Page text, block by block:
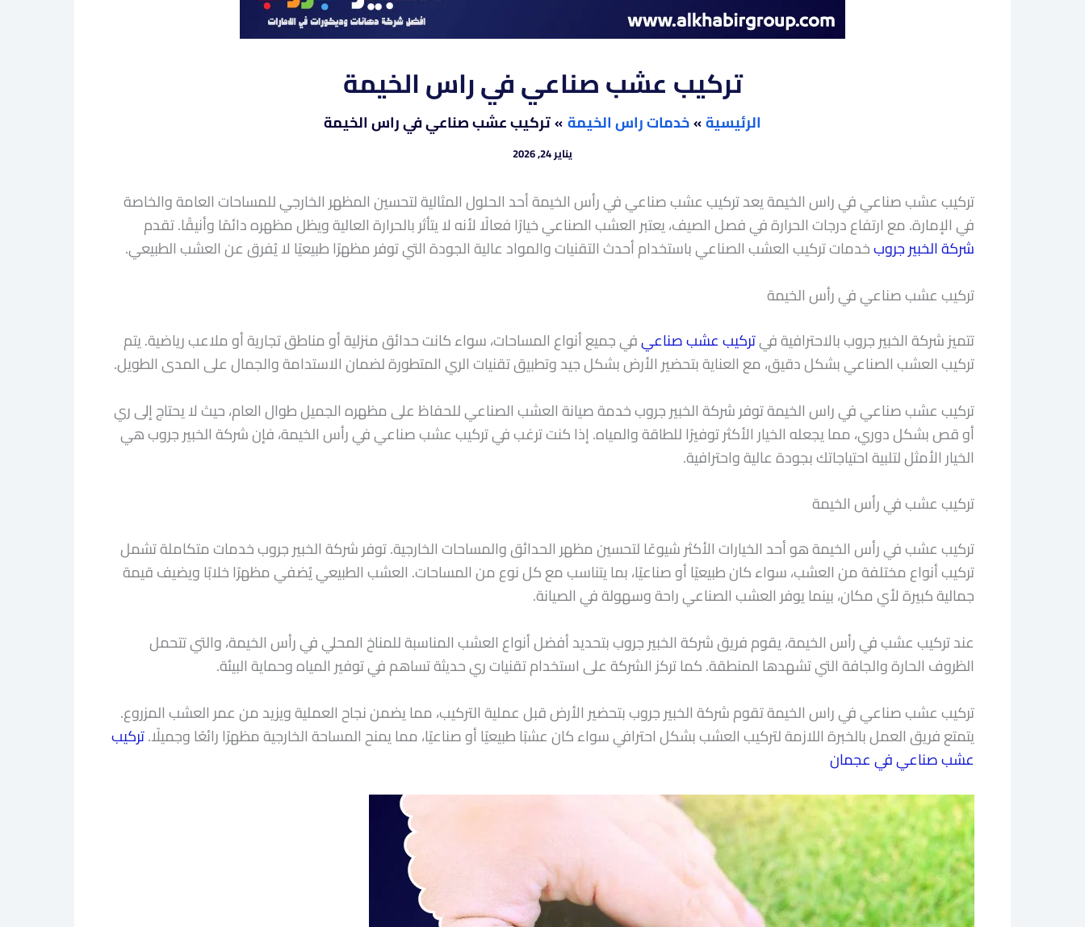
تركيب عشب صناعي في راس الخيمة
الرئيسية خدمات راس الخيمة تركيب عشب صناعي في راس الخيمة
يناير 24, 2026
تركيب عشب صناعي في راس الخيمة يعد تركيب عشب صناعي في رأس الخيمة أحد الحلول المثالية لتحسين المظهر الخارجي للمساحات العامة والخاصة
في الإمارة. مع ارتفاع درجات الحرارة في فصل الصيف، يعتبر العشب الصناعي خيارًا فعالًا لأنه لا يتأثر بالحرارة العالية ويظل مظهره دائمًا وأنيقًا. تقدم
شركة الخبير جروبخدمات تركيب العشب الصناعي باستخدام أحدث التقنيات والمواد عالية الجودة التي توفر مظهرًا طبيعيًا لا يُفرق عن العشب الطبيعي.
تركيب عشب صناعي في رأس الخيمة
تتميز شركة الخبير جروب بالاحترافية فيتركيب عشب صناعيفي جميع أنواع المساحات، سواء كانت حدائق منزلية أو مناطق تجارية أو ملاعب رياضية. يتم
تركيب العشب الصناعي بشكل دقيق، مع العناية بتحضير الأرض بشكل جيد وتطبيق تقنيات الري المتطورة لضمان الاستدامة والجمال على المدى الطويل.
تركيب عشب صناعي في راس الخيمة توفر شركة الخبير جروب خدمة صيانة العشب الصناعي للحفاظ على مظهره الجميل طوال العام، حيث لا يحتاج إلى ري
أو قص بشكل دوري، مما يجعله الخيار الأكثر توفيرًا للطاقة والمياه. إذا كنت ترغب في تركيب عشب صناعي في رأس الخيمة، فإن شركة الخبير جروب هي
الخيار الأمثل لتلبية احتياجاتك بجودة عالية واحترافية.
تركيب عشب في رأس الخيمة
تركيب عشب في رأس الخيمة هو أحد الخيارات الأكثر شيوعًا لتحسين مظهر الحدائق والمساحات الخارجية. توفر شركة الخبير جروب خدمات متكاملة تشمل
تركيب أنواع مختلفة من العشب، سواء كان طبيعيًا أو صناعيًا، بما يتناسب مع كل نوع من المساحات. العشب الطبيعي يُضفي مظهرًا خلابًا ويضيف قيمة
جمالية كبيرة لأي مكان، بينما يوفر العشب الصناعي راحة وسهولة في الصيانة.
عند تركيب عشب في رأس الخيمة، يقوم فريق شركة الخبير جروب بتحديد أفضل أنواع العشب المناسبة للمناخ المحلي في رأس الخيمة، والتي تتحمل
الظروف الحارة والجافة التي تشهدها المنطقة. كما تركز الشركة على استخدام تقنيات ري حديثة تساهم في توفير المياه وحماية البيئة.
تركيب عشب صناعي في راس الخيمة تقوم شركة الخبير جروب بتحضير الأرض قبل عملية التركيب، مما يضمن نجاح العملية ويزيد من عمر العشب المزروع.
يتمتع فريق العمل بالخبرة اللازمة لتركيب العشب بشكل احترافي سواء كان عشبًا طبيعيًا أو صناعيًا، مما يمنح المساحة الخارجية مظهرًا رائعًا وجميلًا.تركيب
عشب صناعي في عجمان